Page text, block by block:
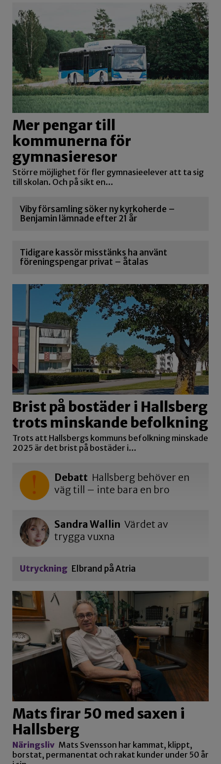
Mer pengar till
kommunerna för
gymnasieresor
Större möjlighet för fler gymnasieelever att ta sig
till skolan. Och på sikt en…
Viby församling söker ny kyrkoherde –
Benjamin lämnade efter 21 år
Tidigare kassör misstänks ha använt
föreningspengar privat – åtalas
Brist på bostäder i Hallsberg
trots minskande befolkning
Trots att Hallsbergs kommuns befolkning minskade
2025 är det brist på bostäder i…
Debatt Hallsberg behöver en
väg till – inte bara en bro
Sandra Wallin Värdet av
trygga vuxna
Utryckning Elbrand på Atria
Mats firar 50 med saxen i
Hallsberg
Näringsliv Mats Svensson har kammat, klippt,
borstat, permanentat och rakat kunder under 50 år